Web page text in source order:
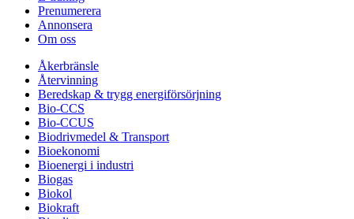
Prenumerera
Annonsera
Om oss
Åkerbränsle
Återvinning
Beredskap & trygg energiförsörjning
Bio-CCS
Bio-CCUS
Biodrivmedel & Transport
Bioekonomi
Bioenergi i industri
Biogas
Biokol
Biokraft